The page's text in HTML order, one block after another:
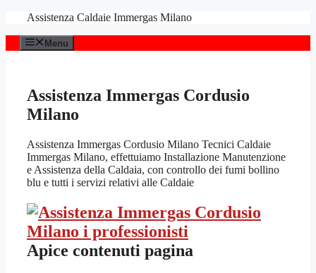
contenuto
Assistenza Caldaie Immergas Milano
Menu
Assistenza Immergas Cordusio
Milano
Assistenza Immergas Cordusio Milano Tecnici Caldaie
Immergas Milano, effettuiamo Installazione Manutenzione
e Assistenza della Caldaia, con controllo dei fumi bollino
blu e tutti i servizi relativi alle Caldaie
Apice contenuti pagina